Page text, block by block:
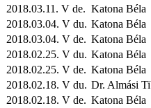
2018.03.11. V de. Katona Béla
2018.03.04. V du. Katona Béla
2018.03.04. V de. Katona Béla
2018.02.25. V du. Katona Béla
2018.02.25. V de. Katona Béla
2018.02.18. V du. Dr. Almási
2018.02.18. V de. Katona Béla